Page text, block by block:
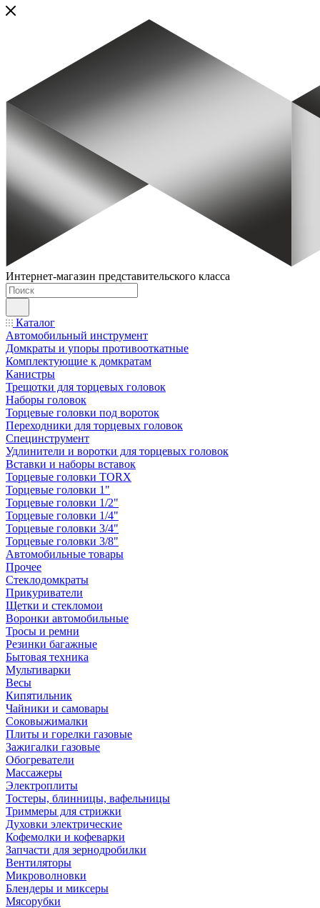
Интернет-магазин представительского класса
Каталог
Автомобильный инструмент
Домкраты и упоры противооткатные
Комплектующие к домкратам
Канистры
Трещотки для торцевых головок
Наборы головок
Торцевые головки под вороток
Переходники для торцевых головок
Специнструмент
Удлинители и воротки для торцевых головок
Вставки и наборы вставок
Торцевые головки TORX
Торцевые головки 1"
Торцевые головки 1/2"
Торцевые головки 1/4"
Торцевые головки 3/4"
Торцевые головки 3/8"
Автомобильные товары
Прочее
Стеклодомкраты
Прикуриватели
Щетки и стекломои
Воронки автомобильные
Тросы и ремни
Резинки багажные
Бытовая техника
Мультиварки
Весы
Кипятильник
Чайники и самовары
Соковыжималки
Плиты и горелки газовые
Зажигалки газовые
Обогреватели
Массажеры
Электроплиты
Тостеры, блинницы, вафельницы
Триммеры для стрижки
Духовки электрические
Кофемолки и кофеварки
Запчасти для зернодробилки
Вентиляторы
Микроволновки
Блендеры и миксеры
Мясорубки